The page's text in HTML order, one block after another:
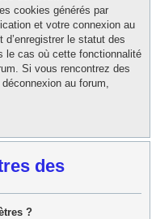
cookies générés par
et votre connexion au
le statut des
le cas où cette fonctionnalité
Si vous rencontrez des
au forum,
des
?